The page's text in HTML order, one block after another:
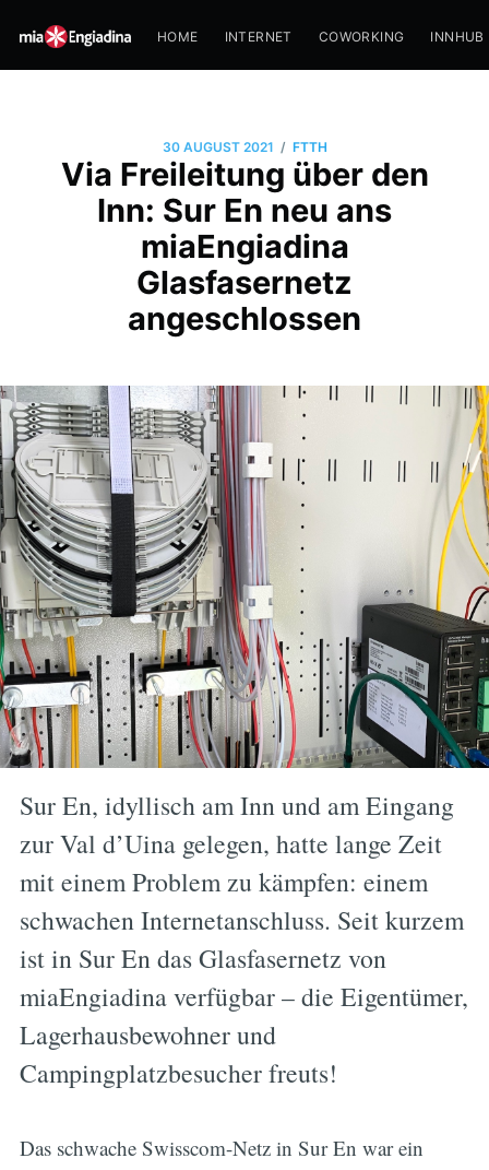
HOME INTERNET COWORKING INNHUB
30 AUGUST 2021 / FTTH
Via Freileitung über den
Inn: Sur En neu ans
miaEngiadina
Glasfasernetz
angeschlossen
Sur En, idyllisch am Inn und am Eingang
zur Val d’Uina gelegen, hatte lange Zeit
mit einem Problem zu kämpfen: einem
schwachen Internetanschluss. Seit kurzem
ist in Sur En das Glasfasernetz von
miaEngiadina verfügbar – die Eigentümer,
Lagerhausbewohner und
Campingplatzbesucher freuts!
Das schwache Swisscom-Netz in Sur En war ein